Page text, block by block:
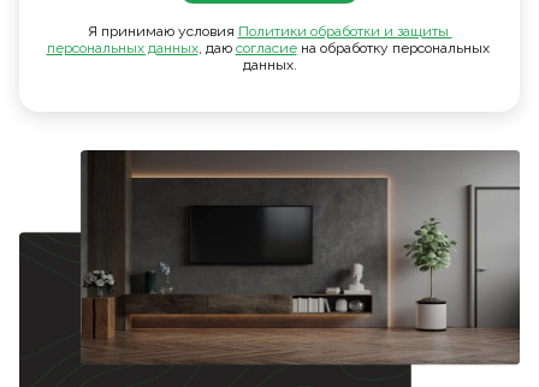
Я принимаю условия Политики обработки и защиты
персональных данных, даю согласие на обработку персональных
данных.